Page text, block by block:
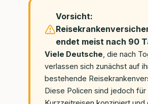
Vorsicht:
endet meist nach 90
Viele Deutsche, die nach
verlassen sich zunächst auf
bestehende
Diese Policen sind jedoch für